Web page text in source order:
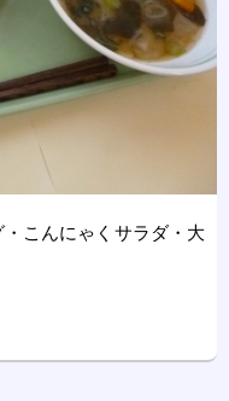
・こんにゃくサラダ・大